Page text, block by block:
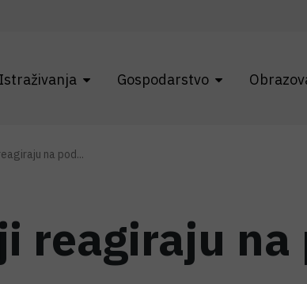
Istraživanja Gospodarstvo
na pod...
reagiraju na